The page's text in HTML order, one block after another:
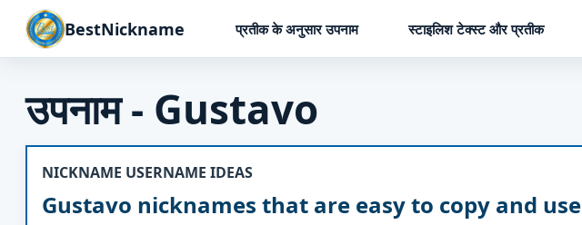
BestNickname प्रतीक के अनुसार उपनाम स्टाइलिश टेक्स्ट और प्रतीक
उपनाम - Gustavo
NICKNAME USERNAME IDEAS
Gustavo nicknames that are easy to copy and use